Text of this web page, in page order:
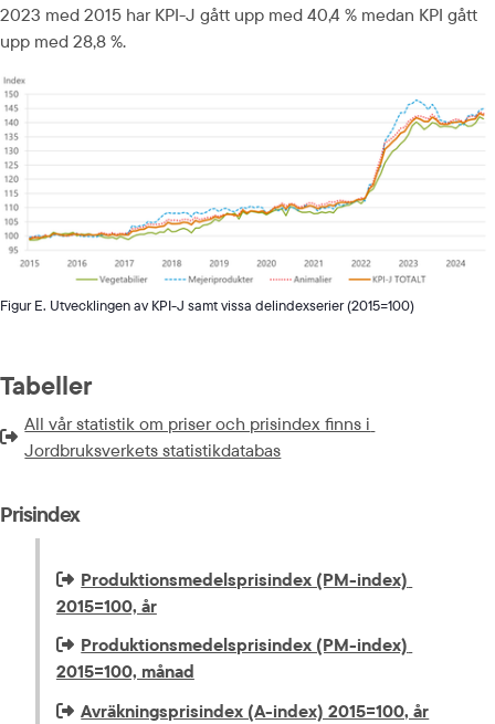
2023 med 2015 har KPI-J gått upp med 40,4 % medan KPI gått
upp med 28,8 %.
Figur E. Utvecklingen av KPI-J samt vissa delindexserier (2015=100)
Tabeller
Extern länk som öppnas i nytt fönster eller ny flik.
All vår statistik om priser och prisindex finns i
Jordbruksverkets statistikdatabas
Prisindex
Extern länk som öppnas i nytt fönster eller ny flik.
Produktionsmedelsprisindex (PM-index)
2015=100, år
Extern länk som öppnas i nytt fönster eller ny flik.
Produktionsmedelsprisindex (PM-index)
2015=100, månad
Extern länk som öppnas i nytt fönster eller ny flik.
Avräkningsprisindex (A-index) 2015=100, år